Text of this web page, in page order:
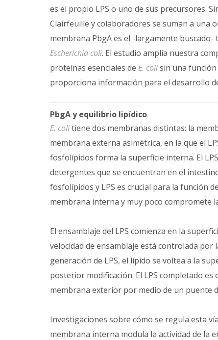
es el propio LPS o uno de sus precursores.
Clairfeuille y colaboradores se suman a una
membrana PbgA es el -largamente
Escherichia coli. El estudio amplía nuestra
proteínas esenciales de E. colisin una función
proporciona información para el desarrollo
PbgA y equilibrio lipídico
E. colitiene dos membranas distintas: la
membrana externa asimétrica, en la que el
fosfolípidos forma la superficie interna. El
detergentes que se encuentran en el
fosfolípidos y LPS es crucial para la función
membrana interna y muy poco compromete
El ensamblaje del LPS comienza en la
velocidad de ensamblaje está controlada por
generación de LPS, el lípido se voltea a la
posterior modificación. El LPS completado
membrana exterior por medio de un puente
Investigaciones sobre cómo se regula esta
membrana interna modula la actividad de la